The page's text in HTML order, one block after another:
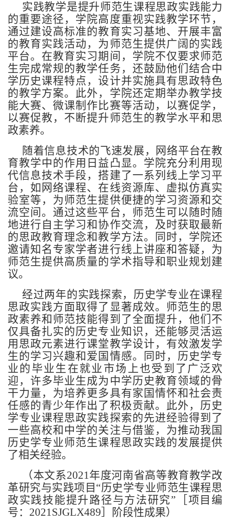
实践教学是提升师范生课程思政实践能力
的重要途径，学院高度重视实践教学环节，
通过建设高标准的教育实习基地、开展丰富
的教育实践活动，为师范生提供广阔的实践
平台。在教育实习期间，学院不仅要求师范
生完成常规的教学任务，还鼓励他们结合中
学历史课程特点，设计并实施具有思政特色
的教学方案。此外，学院还定期举办教学技
能大赛、微课制作比赛等活动，以赛促学，
以赛促教，不断提升师范生的教学水平和思
政素养。
随着信息技术的飞速发展，网络平台在教
育教学中的作用日益凸显。学院充分利用现
代信息技术手段，搭建了一系列线上学习平
台，如网络课程、在线资源库、虚拟仿真实
验室等，为师范生提供便捷的学习资源和交
流空间。通过这些平台，师范生可以随时随
地进行自主学习和协作交流，及时获取最新
的思政教育理念和教学方法。同时，学院还
邀请知名专家学者进行线上讲座和答疑，为
师范生提供高质量的学术指导和职业规划建
议。
经过两年的实践探索，历史学专业在课程
思政实践方面取得了显著成效。师范生的思
政素养和师范技能得到了全面提升，他们不
仅具备扎实的历史专业知识，还能够灵活运
用思政元素进行课堂教学设计，有效激发学
生的学习兴趣和爱国情感。同时，历史学专
业的毕业生在就业市场上也受到了广泛欢
迎，许多毕业生成为中学历史教育领域的骨
干力量，为培养更多具有家国情怀和社会责
任感的青少年作出了积极贡献。此外，历史
学专业课程思政实践探索的先进经验得到了
一些高校和中学的关注与借鉴，为推动我国
历史学专业师范生课程思政实践的发展提供
了相关经验。
（本文系2021年度河南省高等教育教学改
革研究与实践项目“历史学专业师范生课程思
政实践技能提升路径与方法研究”［项目编
号：2021SJGLX489］阶段性成果）